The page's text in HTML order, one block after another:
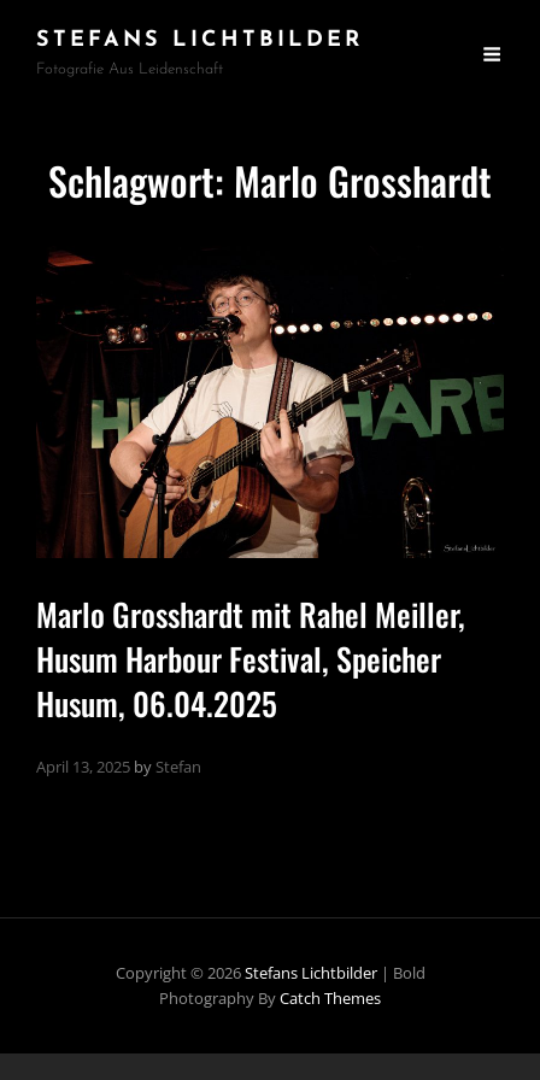
STEFANS LICHTBILDER
Fotografie Aus Leidenschaft
Schlagwort: Marlo Grosshardt
Marlo Grosshardt mit Rahel Meiller,
Husum Harbour Festival, Speicher
Husum, 06.04.2025
April 13, 2025 by Stefan
Copyright © 2026Stefans Lichtbilder | Bold
Photography ByCatch Themes